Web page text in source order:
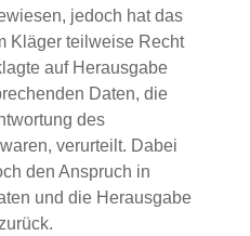
jedoch hat das
Kläger teilweise Recht
auf Herausgabe
Daten, die
des
verurteilt. Dabei
den Anspruch in
und die Herausgabe